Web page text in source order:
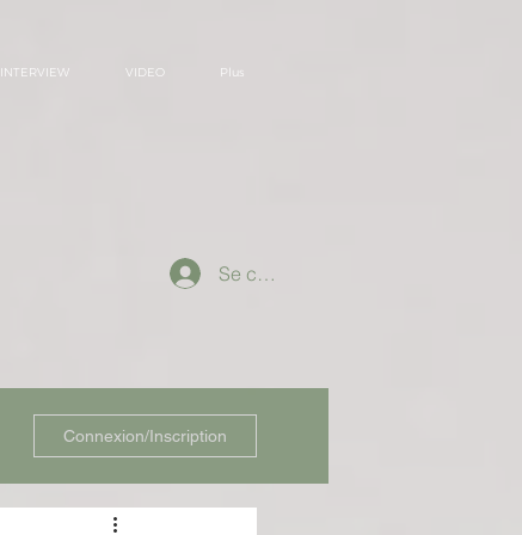
INTERVIEW VIDEO Plus
Se connecter
Connexion/Inscription